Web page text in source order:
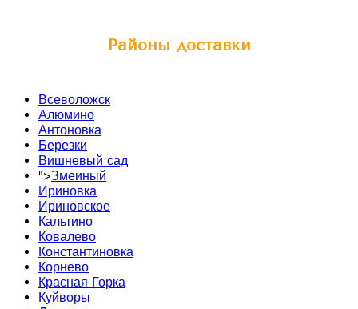
Районы доставки
Всеволожск
Алюмино
Антоновка
Березки
Вишневый сад
">Змеиный
Ириновка
Ириновское
Кальтино
Ковалево
Константиновка
Корнево
Красная Горка
Куйворы